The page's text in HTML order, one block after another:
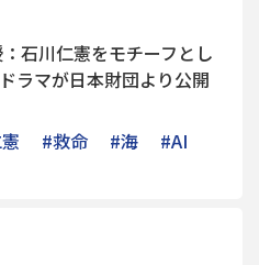
石川仁憲をモチーフとし
ラマが日本財団より公開
#救命 #海
#AI